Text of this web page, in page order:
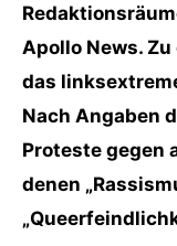
Apollo News.
das
Nach Angaben
Proteste gegen
denen